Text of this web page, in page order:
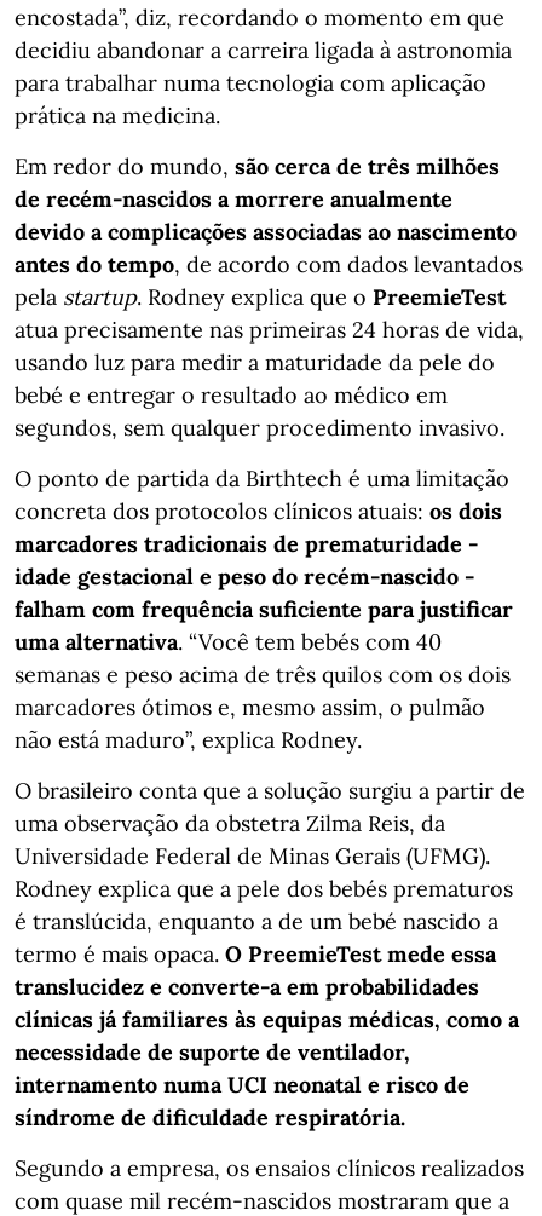
encostada”, diz, recordando o momento em que
decidiu abandonar a carreira ligada à astronomia
para trabalhar numa tecnologia com aplicação
prática na medicina.
Em redor do mundo, são cerca de três milhões
de recém-nascidos a morrere anualmente
devido a complicações associadas ao nascimento
antes do tempo, de acordo com dados levantados
pela startup. Rodney explica que o PreemieTest
atua precisamente nas primeiras 24 horas de vida,
usando luz para medir a maturidade da pele do
bebé e entregar o resultado ao médico em
segundos, sem qualquer procedimento invasivo.
O ponto de partida da Birthtech é uma limitação
concreta dos protocolos clínicos atuais: os dois
marcadores tradicionais de prematuridade -
idade gestacional e peso do recém-nascido -
falham com frequência suficiente para justificar
uma alternativa. “Você tem bebés com 40
semanas e peso acima de três quilos com os dois
marcadores ótimos e, mesmo assim, o pulmão
não está maduro”, explica Rodney.
O brasileiro conta que a solução surgiu a partir de
uma observação da obstetra Zilma Reis, da
Universidade Federal de Minas Gerais (UFMG).
Rodney explica que a pele dos bebés prematuros
é translúcida, enquanto a de um bebé nascido a
termo é mais opaca. O PreemieTest mede essa
translucidez e converte-a em probabilidades
clínicas já familiares às equipas médicas, como a
necessidade de suporte de ventilador,
internamento numa UCI neonatal e risco de
síndrome de dificuldade respiratória.
Segundo a empresa, os ensaios clínicos realizados
com quase mil recém-nascidos mostraram que a